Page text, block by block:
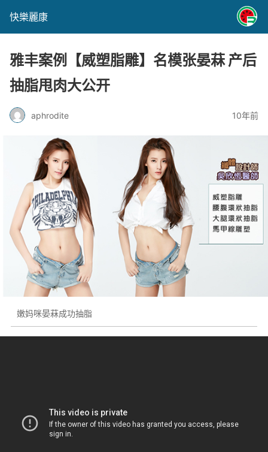
快樂麗康
雅丰案例【威塑脂雕】名模张晏菻 产后
抽脂甩肉大公开
aphrodite 10年前
嫩妈咪晏菻成功抽脂